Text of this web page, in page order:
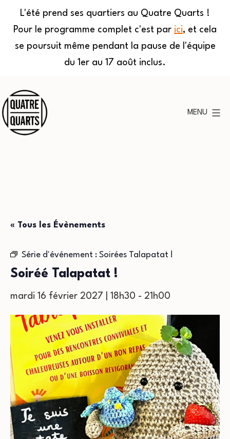
L'été prend ses quartiers au Quatre Quarts !
Pour le programme complet c'est par ici, et cela
se poursuit même pendant la pause de l'équipe
du 1er au 17 août inclus.
au
contenu
MENU
« Tous les Évènements
Série d'événement : Soirées Talapatat !
Soiréé Talapatat !
mardi 16 février 2027 | 18h30 - 21h00